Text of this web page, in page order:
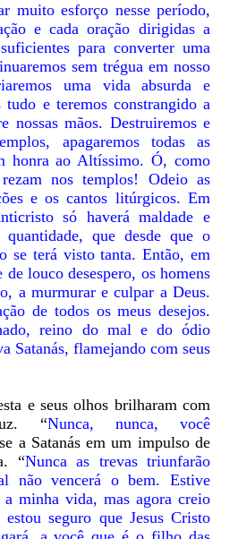
muito esforço nesse período,
e cada oração dirigidas a
para converter uma
sem trégua em nosso
uma vida absurda e
tudo e teremos constrangido a
nossas mãos. Destruiremos e
apagaremos todas as
honra ao Altíssimo. Ó, como
nos templos! Odeio as
e os cantos litúrgicos. Em
só haverá maldade e
que desde que o
se terá visto tanta. Então, em
de louco desespero, os homens
a murmurar e culpar a Deus.
de todos os meus desejos.
reino do mal e do ódio
Satanás, flamejando com seus
e seus olhos brilharam com
“Nunca, nunca, você
a Satanás em um impulso de
“Nunca as trevas triunfarão
não vencerá o bem. Estive
a minha vida, mas agora creio
seguro que Jesus Cristo